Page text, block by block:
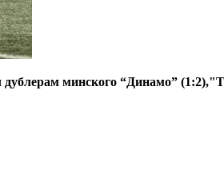
минского “Динамо”